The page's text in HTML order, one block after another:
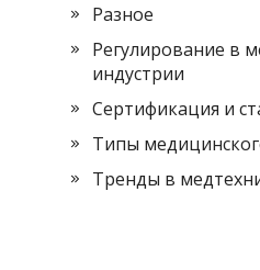
Разное
Регулирование в
индустрии
Сертификация и
Типы
Тренды в